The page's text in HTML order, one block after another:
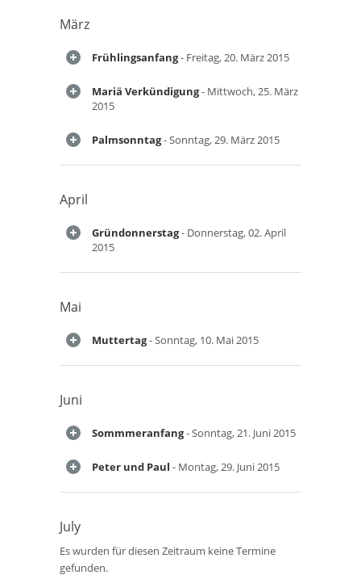
März
Frühlingsanfang- Freitag, 20. März 2015
Mariä Verkündigung- Mittwoch, 25. März
2015
Palmsonntag- Sonntag, 29. März 2015
April
Gründonnerstag- Donnerstag, 02. April
2015
Mai
Muttertag- Sonntag, 10. Mai 2015
Juni
Sommmeranfang- Sonntag, 21. Juni 2015
Peter und Paul - Montag, 29. Juni 2015
July
Es wurden für diesen Zeitraum keine Termine
gefunden.